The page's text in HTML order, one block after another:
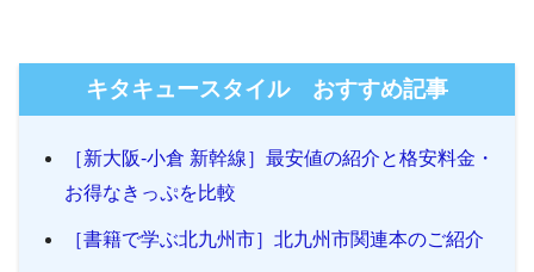
キタキュースタイル おすすめ記事
［新大阪-小倉 新幹線］最安値の紹介と格安料金・
お得なきっぷを比較
［書籍で学ぶ北九州市］北九州市関連本のご紹介